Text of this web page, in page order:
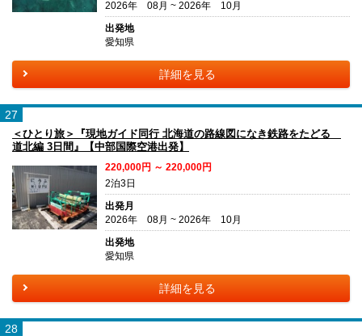
2026年 08月 ~ 2026年 10月
出発地
愛知県
詳細を見る
27
＜ひとり旅＞『現地ガイド同行 北海道の路線図になき鉄路をたどる
道北編 3日間』【中部国際空港出発】
220,000円 ～ 220,000円
2泊3日
出発月
2026年 08月 ~ 2026年 10月
出発地
愛知県
詳細を見る
28